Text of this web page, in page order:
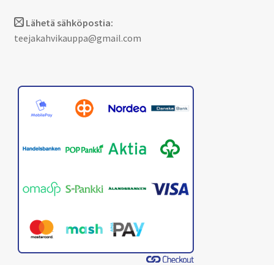
Lähetä sähköpostia:
teejakahvikauppa@gmail.com